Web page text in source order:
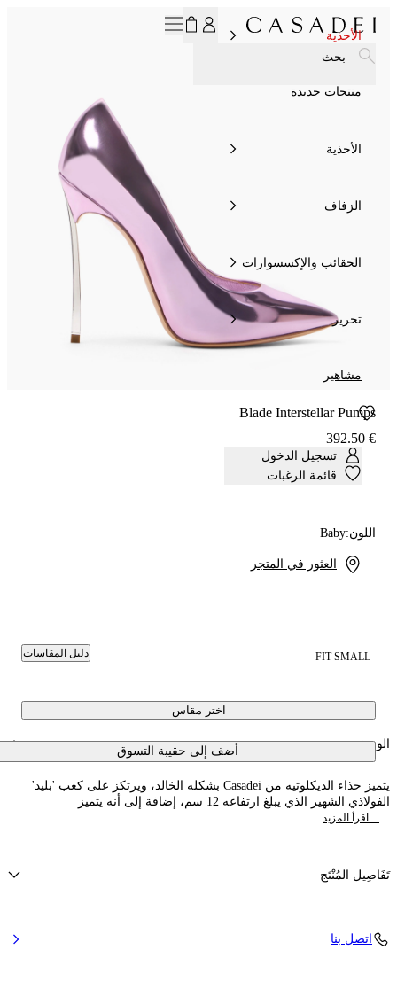
الأحذية
منتجات جديدة
الأحذية
الزفاف
الحقائب والإكسسوارات
تحرير
مشاهير
تسجيل الدخول
قائمة الرغبات
العثور في المتجر
بحث
Blade Interstellar Pumps
€ 392.50
اللون:Baby
FIT SMALL دليل المقاسات
اختر مقاس
أضف إلى حقيبة التسوق
الوصف
يتميز حذاء الديكلوتيه من Casadei بشكله الخالد، ويرتكز على كعب 'بليد'
الفولاذي الشهير الذي يبلغ ارتفاعه 12 سم، إضافة إلى أنه يتميز
... اقرأ المزيد
تَفَاصِيل المُنْتَج
اتصل بنا